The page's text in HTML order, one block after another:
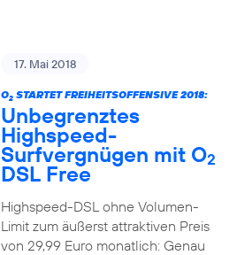
17. Mai 2018
O2STARTET FREIHEITSOFFENSIVE 2018:
Unbegrenztes
Highspeed-
Surfvergnügen mit O2
DSL Free
Highspeed-DSL ohne Volumen-
Limit zum äußerst attraktiven Preis
von 29,99 Euro monatlich: Genau